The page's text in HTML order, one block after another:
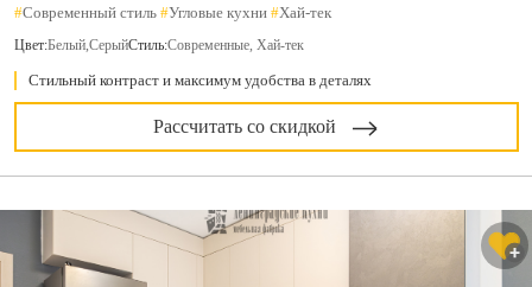
#Современный стиль #Угловые кухни #Хай-тек
Цвет:Белый,СерыйСтиль:Современные, Хай-тек
Стильный контраст и максимум удобства в деталях
Рассчитать со скидкой